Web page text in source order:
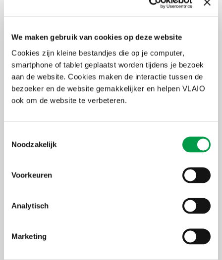
We maken gebruik van cookies op deze website
Cookies zijn kleine bestandjes die op je computer,
smartphone of tablet geplaatst worden tijdens je bezoek
aan de website. Cookies maken de interactie tussen de
bezoeker en de website gemakkelijker en helpen VLAIO
ook om de website te verbeteren.
Noodzakelijk
Voorkeuren
Analytisch
Marketing
Je komt alles te weten over de begeleidingen en opleidingen via
Starterslabo.
Labo: traject van maximaal 18 maanden
Start: traject van 6 workshops en haalbaarheidsadvies
Jumpstarters : begeleiding tijdens de opstart van je zaak
Persoonlijke en ongedwongen aanpak
Persoonlijke individuele coaching & advies
inschrijvingsdatum